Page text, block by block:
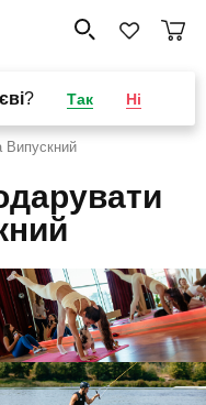
? Так Ні
Випускний